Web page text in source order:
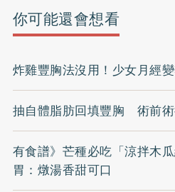
你可能還會想看
炸雞豐胸法沒用！少女月經
抽自體脂肪回填豐胸 術前
有食譜》芒種必吃「涼拌木
胃：燉湯香甜可口